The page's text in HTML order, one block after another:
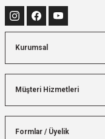
Kurumsal
Müşteri Hizmetleri
Formlar / Üyelik